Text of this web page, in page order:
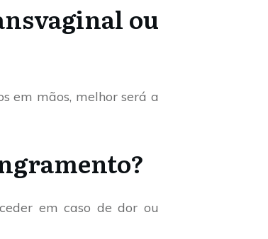
ou
em mãos, melhor será a
em caso de dor ou